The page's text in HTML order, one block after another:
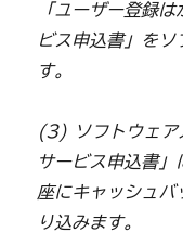
「ユーザー登録
ビス申込書」を
す。
(3) ソフトウェア
サービス申込書
座にキャッシュバ
り込みます。